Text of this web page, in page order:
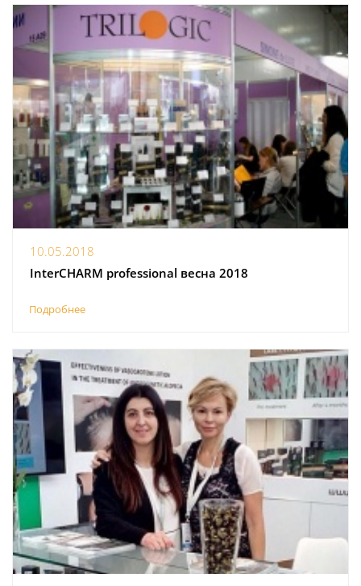
10.05.2018
InterCHARM professional весна 2018
Подробнее